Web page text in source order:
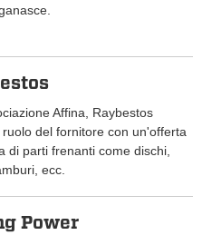
Affina, Raybestos
ruolo del fornitore con un'offerta
di parti frenanti come dischi,
ecc.
Power